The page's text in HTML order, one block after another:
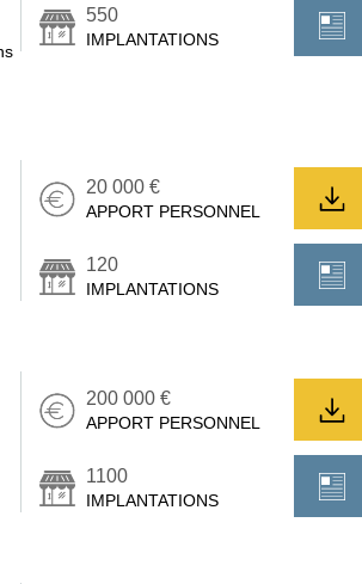
550
IMPLANTATIONS
20 000 €
APPORT PERSONNEL
120
IMPLANTATIONS
200 000 €
APPORT PERSONNEL
1100
IMPLANTATIONS